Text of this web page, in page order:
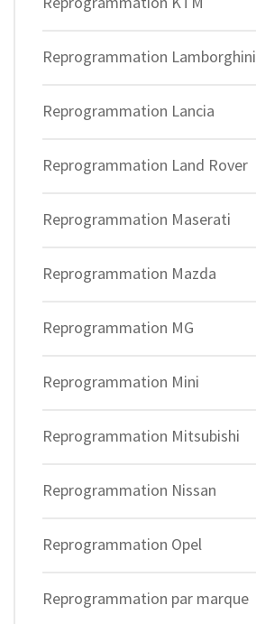
Reprogrammation Lamborghini
Reprogrammation Lancia
Reprogrammation Land Rover
Reprogrammation Maserati
Reprogrammation Mazda
Reprogrammation MG
Reprogrammation Mini
Reprogrammation Mitsubishi
Reprogrammation Nissan
Reprogrammation Opel
Reprogrammation par marque